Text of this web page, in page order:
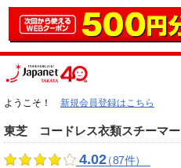
ようこそ！ 新規会員登録はこちら
東芝 コードレス衣類スチーマ
4.02（87件）